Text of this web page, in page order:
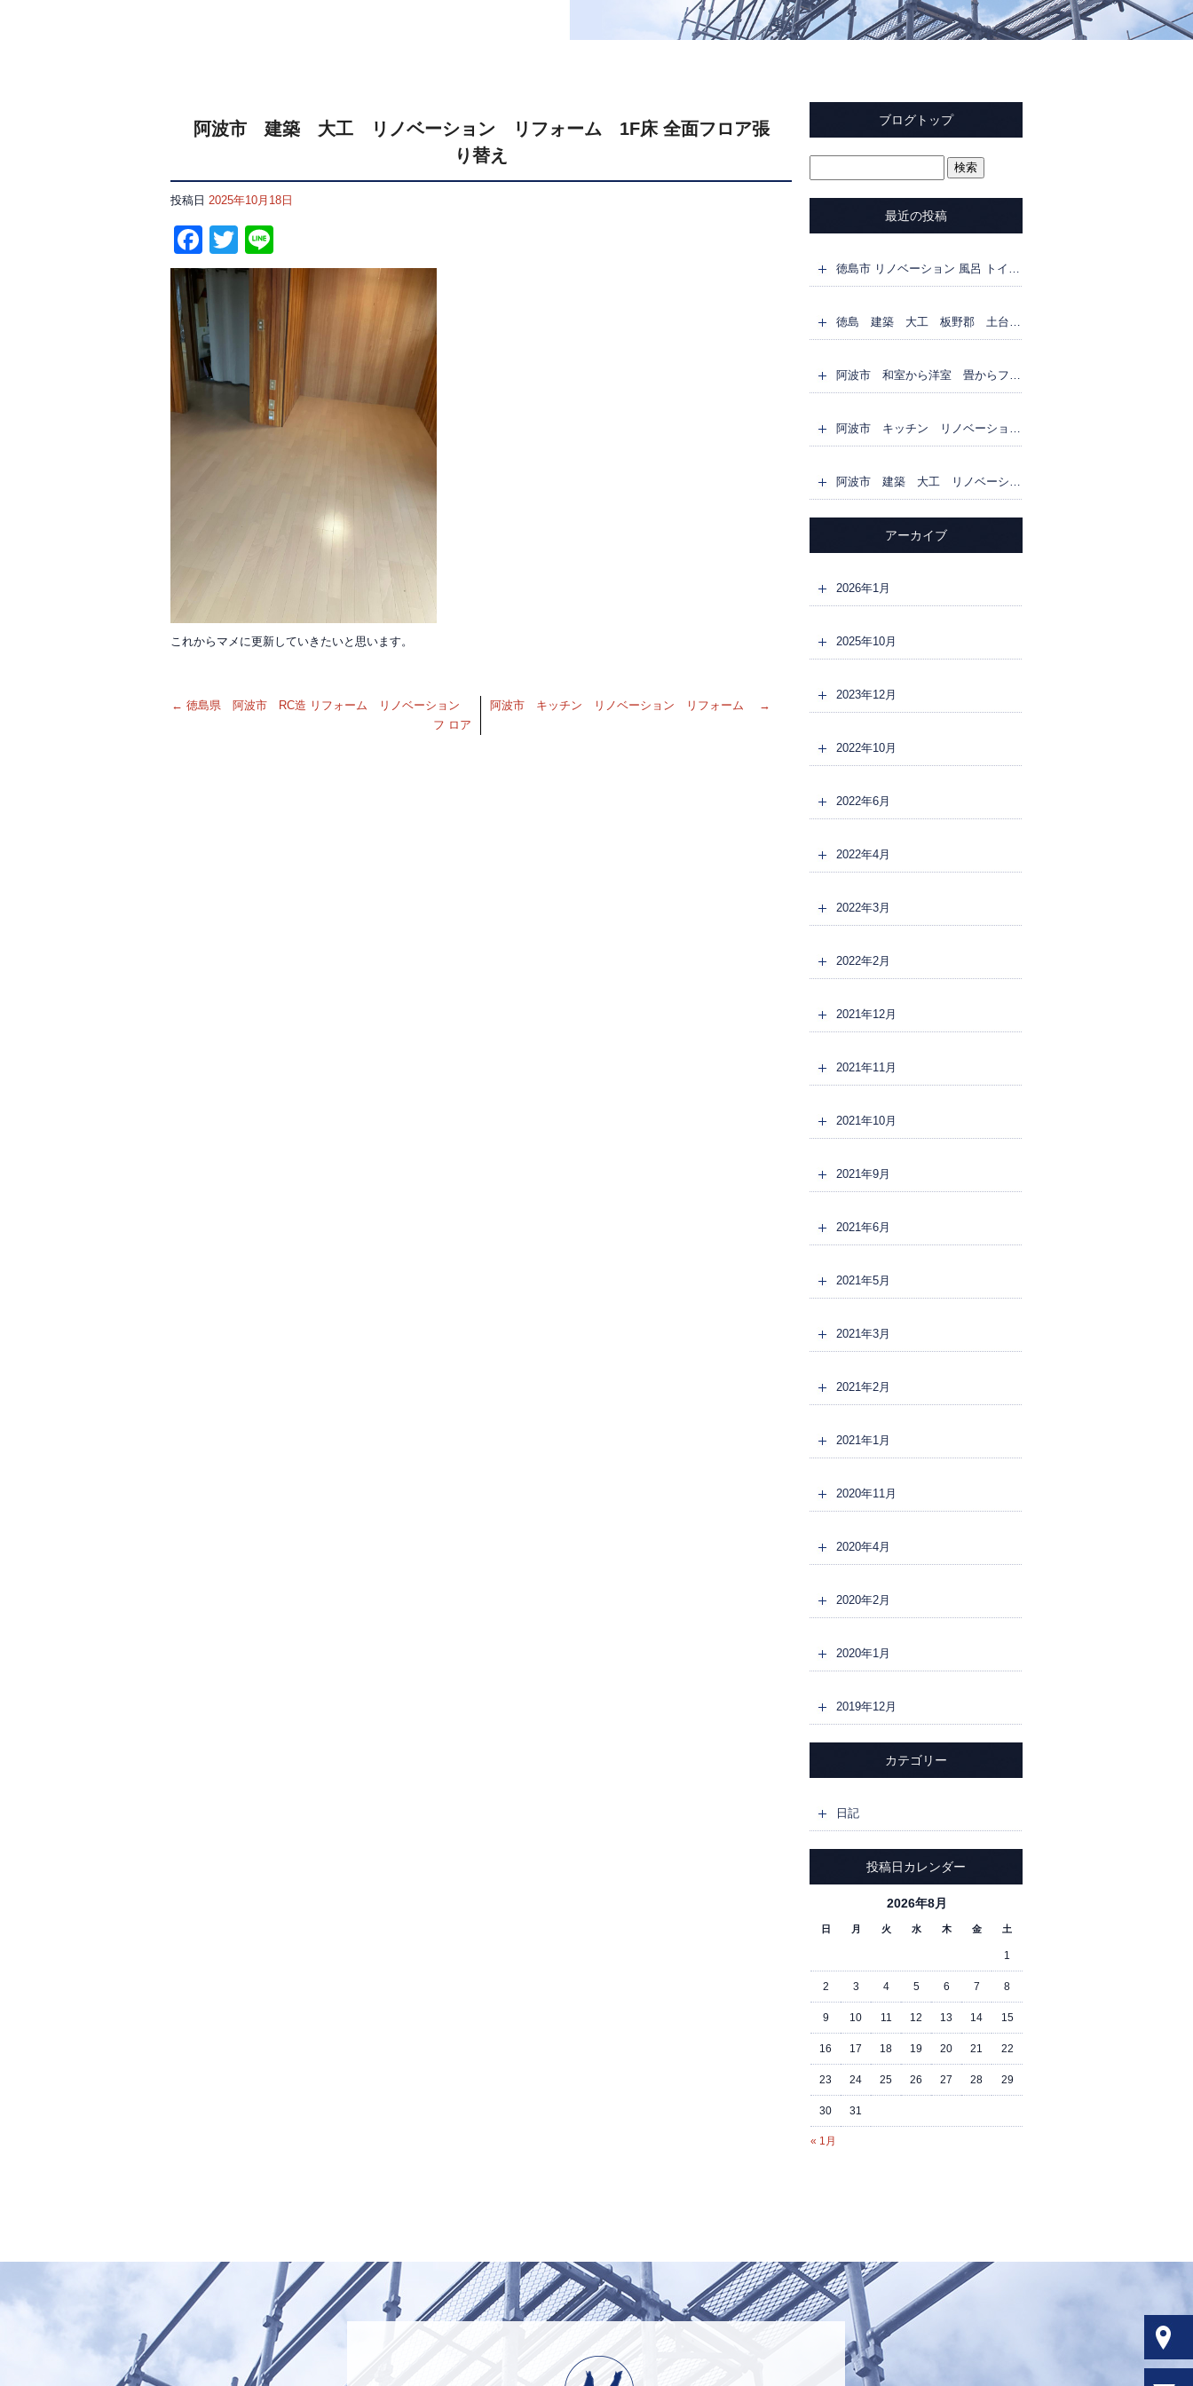
阿波市 建築 大工 リノベーション リフォーム 1F床 全面フロア張
り替え
投稿日 2025年10月18日
Facebook
Twitter
これからマメに更新していきたいと思います。
← 徳島県 阿波市 RC造 リフォーム リノベーション
フ ロア
阿波市 キッチン リノベーション リフォーム →
ブログトップ
最近の投稿
徳島市 リノベーション 風呂 トイレ 洗面所 脱衣所 なんち ゃってUB
徳島 建築 大工 板野郡 土台 枠組壁工法 2X4工法 剛床 ネダレス
阿波市 和室から洋室 畳からフローリング
阿波市 キッチン リノベーション リフォーム
阿波市 建築 大工 リノベーション リフォーム 1F床 全面フロア張り替え
アーカイブ
2026年1月
2025年10月
2023年12月
2022年10月
2022年6月
2022年4月
2022年3月
2022年2月
2021年12月
2021年11月
2021年10月
2021年9月
2021年6月
2021年5月
2021年3月
2021年2月
2021年1月
2020年11月
2020年4月
2020年2月
2020年1月
2019年12月
カテゴリー
日記
投稿日カレンダー
2026年8月
日 月 火 水 木 金 土
« 1月
1
2 3 4 5 6 7 8
9 10 11 12 13 14 15
16 17 18 19 20 21 22
23 24 25 26 27 28 29
30 31